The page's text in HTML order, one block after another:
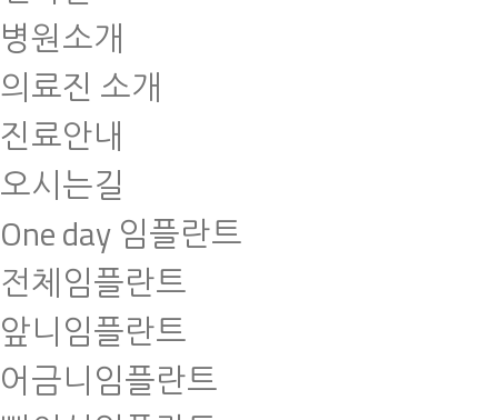
병원소개
의료진 소개
진료안내
오시는길
One day 임플란트
전체임플란트
앞니임플란트
어금니임플란트